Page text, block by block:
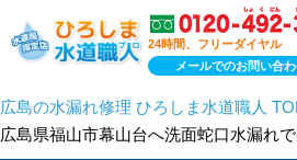
24時間、フリーダイヤル
メールでのお問い合
広島の水漏れ修理 ひろしま水道職人
広島県福山市幕山台へ洗面蛇口水漏れで